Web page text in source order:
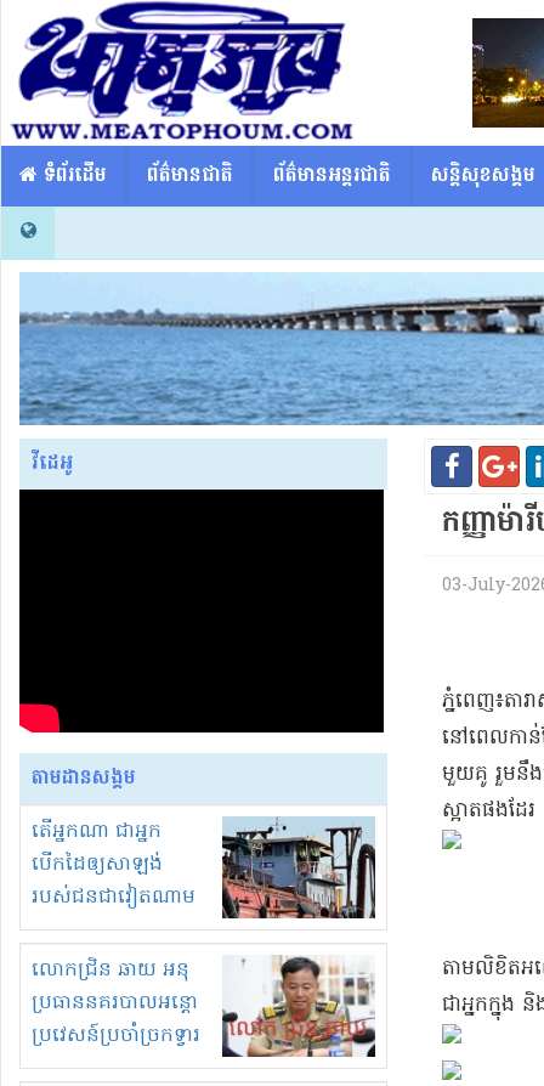
​​ ទំព័រដើម ព័ត៌មានជាតិ ព័ត៌មានអន្តរជាតិ សន្តិសុខសង្គម
វីដេអូ
តាមដានសង្គម
តើអ្នកណា ជាអ្នក
បើកដៃឲ្យសាឡង់
របស់ជនជាវៀតណាម
ចូល មកខុស
ច្បាប់លួចបូមខ្សាច់នៅ
ក្នុងប្រទេសកម្ពុជា
លោកជ្រិន ឆាយ អនុ
ប្រធាននគរបាលអន្តោ
ប្រវេសន៍ប្រចាំច្រកទ្វារ
ព្រំដែនភ្នំឌិន និងឈ្មួញ
កញ្ញា​ម៉
03-July-
ភ្នំពេញ​៖​តា
នៅពេល​កាន់
មួយគូ រួម​នឹង​
ស្អាត​ផងដែ
តាម​លិខិត​អញ្
ជា​អ្នក​ក្នុង